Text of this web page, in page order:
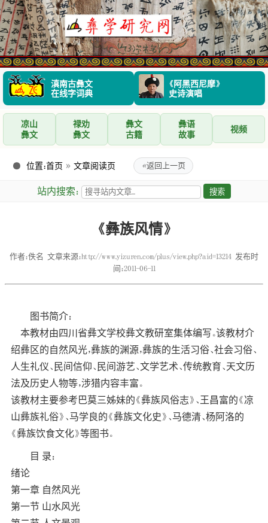
滇南古彝文
在线字词典
《阿黑西尼摩》
史诗演唱
凉山
彝文
禄劝
彝文
彝文
古籍
彝语
故事
视频
位置：首页 » 文章阅读页 «返回上一页
站内搜索：
《彝族风情》
作者：佚名 文章来源：http://www.yizuren.com/plus/view.php?aid=13214
发布时
间：2011-06-11
图书简介：
本教材由四川省彝文学校彝文教研室集体编写。该教材介
绍彝区的自然风光，彝族的渊源，彝族的生活习俗、社会习俗、
人生礼仪、民间信仰、民间游艺、文学艺术、传统教育、天文历
法及历史人物等，涉猎内容丰富。
该教材主要参考巴莫三姊妹的《彝族风俗志》、王昌富的《凉
山彝族礼俗》、马学良的《彝族文化史》、马德清、杨阿洛的
《彝族饮食文化》等图书。
目 录：
绪论
第一章 自然风光
第一节 山水风光